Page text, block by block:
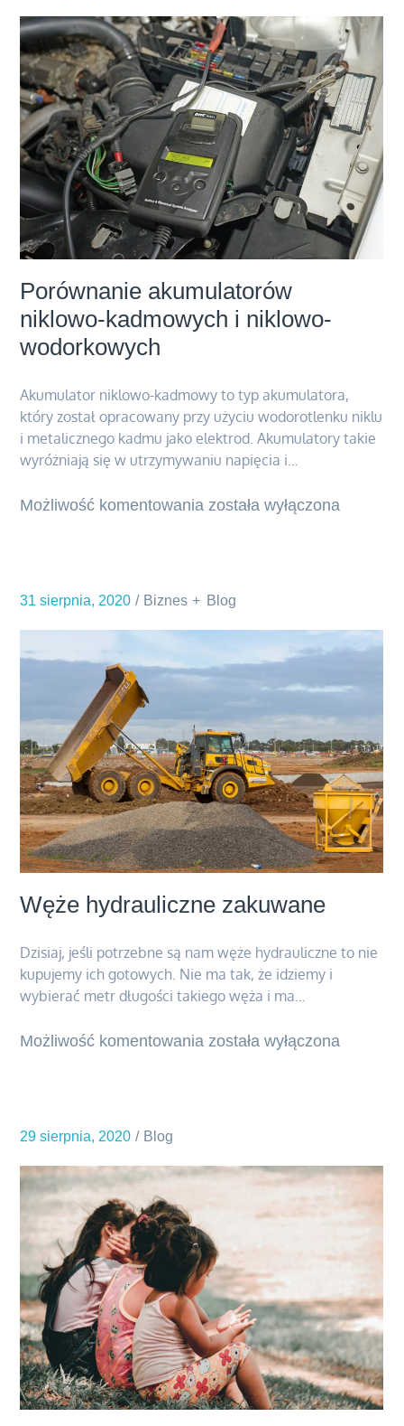
Porównanie akumulatorów
niklowo-kadmowych i niklowo-
wodorkowych
Akumulator niklowo-kadmowy to typ akumulatora,
który został opracowany przy użyciu wodorotlenku niklu
i metalicznego kadmu jako elektrod. Akumulatory takie
wyróżniają się w utrzymywaniu napięcia i…
Możliwość komentowania Porównanie
i
niklowo-
wodorkowych
została wyłączona
31 sierpnia, 2020 Biznes Blog
Węże hydrauliczne zakuwane
Dzisiaj, jeśli potrzebne są nam węże hydrauliczne to nie
kupujemy ich gotowych. Nie ma tak, że idziemy i
wybierać metr długości takiego węża i ma…
Możliwość komentowania Węże
została wyłączona
29 sierpnia, 2020 Blog